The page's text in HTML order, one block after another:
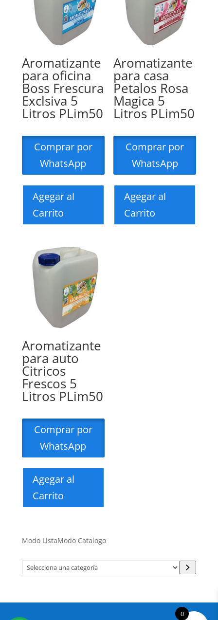
Aromatizante
para oficina
Boss Frescura
Exclsiva 5
Litros PLim50
Comprar por
WhatsApp
Agegar al
Carrito
Aromatizante
para casa
Petalos Rosa
Magica 5
Litros PLim50
Comprar por
WhatsApp
Agegar al
Carrito
Aromatizante
para auto
Citricos
Frescos 5
Litros PLim50
Comprar por
WhatsApp
Agegar al
Carrito
Modo ListaModo Catalogo
Selecciona
una
0